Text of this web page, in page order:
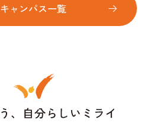
キャンパス一覧